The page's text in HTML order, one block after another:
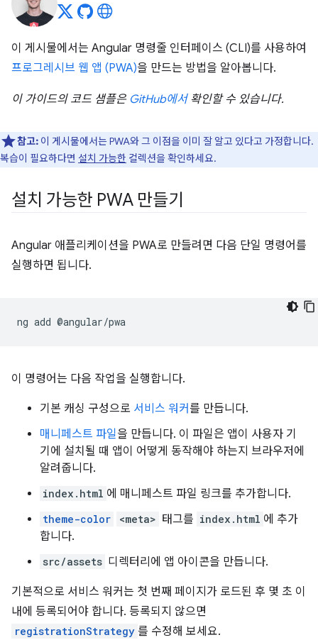
이 게시물에서는 Angular 명령줄 인터페이스 (CLI)를 사용하여
프로그레시브 웹 앱 (PWA)을 만드는 방법을 알아봅니다.
이 가이드의 코드 샘플은 GitHub에서확인할 수 있습니다.
참고: 이 게시물에서는 PWA와 그 이점을 이미 잘 알고 있다고 가정합니다.
복습이 필요하다면 설치 가능한 컬렉션을 확인하세요.
설치 가능한 PWA 만들기
Angular 애플리케이션을 PWA로 만들려면 다음 단일 명령어를
실행하면 됩니다.
ng add
이 명령어는 다음 작업을 실행합니다.
기본 캐싱 구성으로 서비스 워커를 만듭니다.
매니페스트 파일을 만듭니다. 이 파일은 앱이 사용자 기
기에 설치될 때 앱이 어떻게 동작해야 하는지 브라우저에
알려줍니다.
index.html 에 매니페스트 파일 링크를 추가합니다.
theme-color <meta> 태그를 index.html 에 추가
합니다.
src/assets 디렉터리에 앱 아이콘을 만듭니다.
기본적으로 서비스 워커는 첫 번째 페이지가 로드된 후 몇 초 이
내에 등록되어야 합니다. 등록되지 않으면
registrationStrategy 를 수정해 보세요.